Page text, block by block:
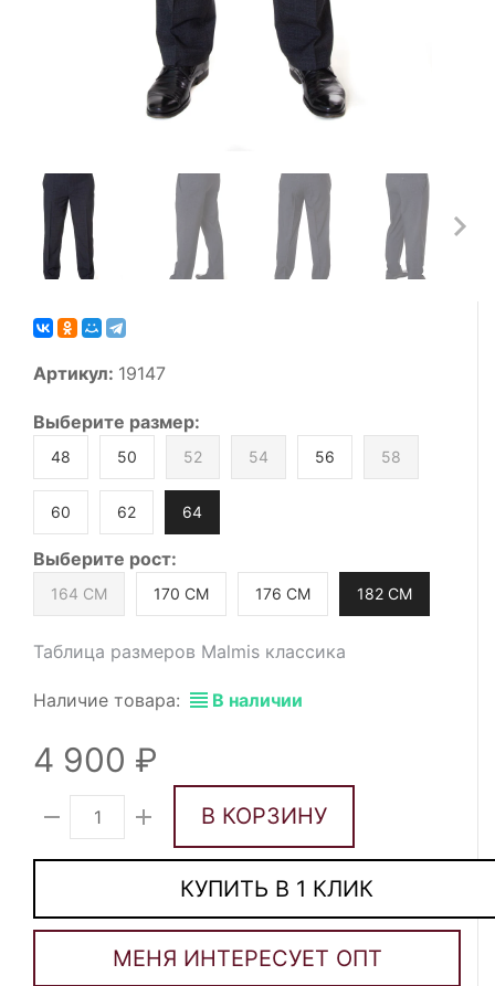
Артикул: 19147
Выберите размер:
48 50 52 54 56 58
60 62 64
Выберите рост:
164 СМ 170 СМ 176 СМ 182 СМ
Таблица размеров Malmis классика
Наличие товара: В наличии
4 900
В КОРЗИНУ
КУПИТЬ В 1 КЛИК